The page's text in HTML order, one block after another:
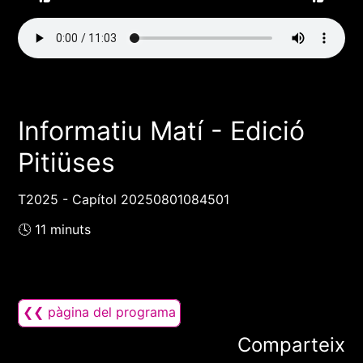
Informatiu Matí - Edició
Pitiüses
T2025 - Capítol 20250801084501
🕓 11 minuts
❮❮ pàgina del programa
Comparteix